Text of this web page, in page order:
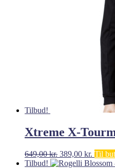
Tilbud!
Xtreme X-
649,00kr. Den
oprindelige
389,00 kr. Den
Til
Tilbud!